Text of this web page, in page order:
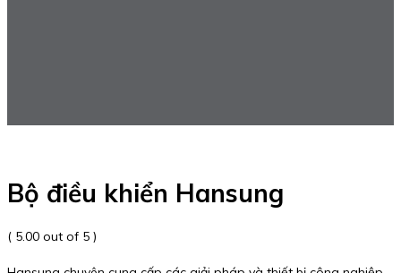
Bộ điều khiển Hansung
( 5.00 out of 5 )